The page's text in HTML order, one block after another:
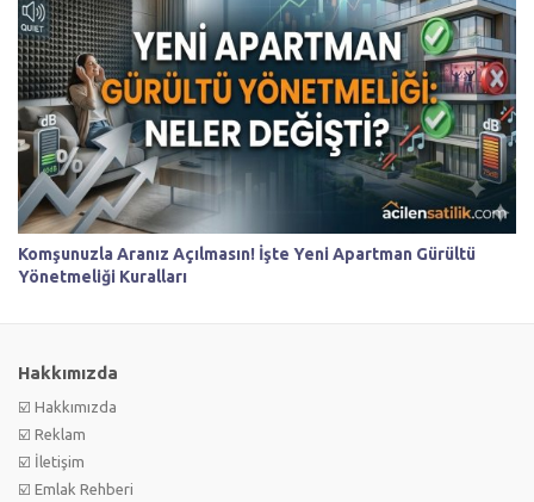
Komşunuzla Aranız Açılmasın! İşte Yeni Apartman Gürültü
Yönetmeliği Kuralları
Hakkımızda
☑️ Hakkımızda
☑️ Reklam
☑️ İletişim
☑️ Emlak Rehberi